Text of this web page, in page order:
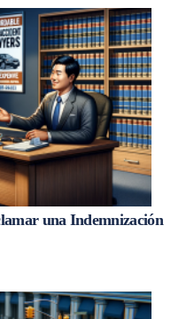
una Indemnización